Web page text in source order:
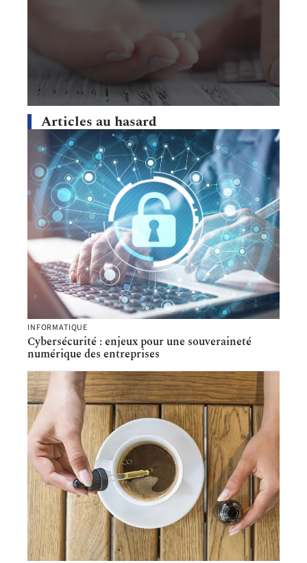
Articles au hasard
INFORMATIQUE
Cybersécurité : enjeux pour une souveraineté
numérique des entreprises